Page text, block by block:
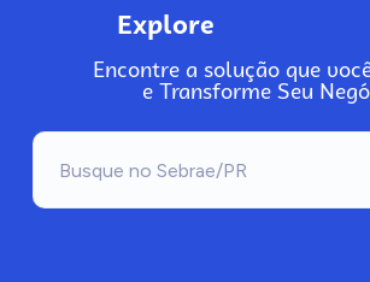
Explore
Encontre a solução que
e Transforme Seu